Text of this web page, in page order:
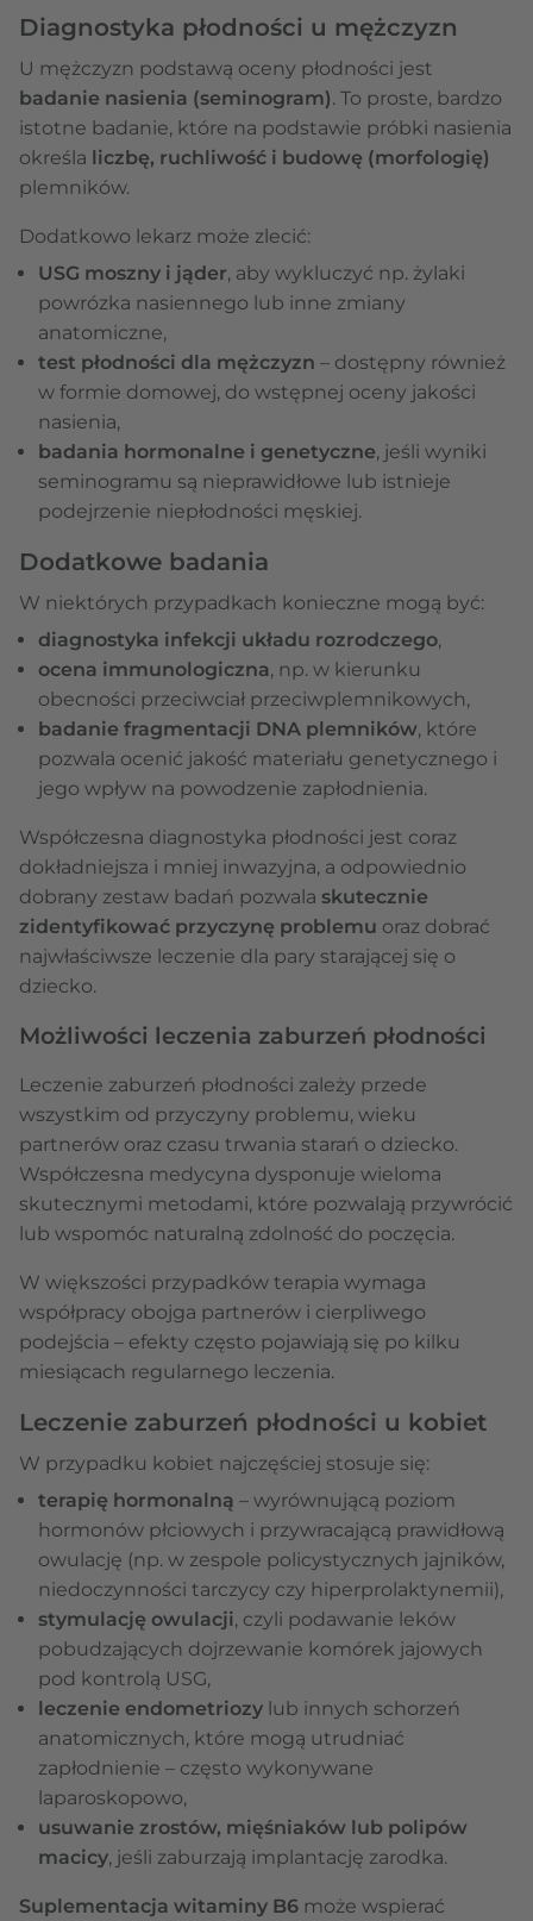
Diagnostyka płodności u mężczyzn
U mężczyzn podstawą oceny płodności jest
badanie nasienia (seminogram). To proste, bardzo
istotne badanie, które na podstawie próbki nasienia
określa liczbę, ruchliwość i budowę (morfologię)
plemników.
Dodatkowo lekarz może zlecić:
USG moszny i jąder, aby wykluczyć np. żylaki
powrózka nasiennego lub inne zmiany
anatomiczne,
test płodności dla mężczyzn – dostępny również
w formie domowej, do wstępnej oceny jakości
nasienia,
badania hormonalne i genetyczne, jeśli wyniki
seminogramu są nieprawidłowe lub istnieje
podejrzenie niepłodności męskiej.
Dodatkowe badania
W niektórych przypadkach konieczne mogą być:
diagnostyka infekcji układu rozrodczego,
ocena immunologiczna, np. w kierunku
obecności przeciwciał przeciwplemnikowych,
badanie fragmentacji DNA plemników, które
pozwala ocenić jakość materiału genetycznego i
jego wpływ na powodzenie zapłodnienia.
Współczesna diagnostyka płodności jest coraz
dokładniejsza i mniej inwazyjna, a odpowiednio
dobrany zestaw badań pozwala skutecznie
zidentyfikować przyczynę problemu oraz dobrać
najwłaściwsze leczenie dla pary starającej się o
dziecko.
Możliwości leczenia zaburzeń płodności
Leczenie zaburzeń płodności zależy przede
wszystkim od przyczyny problemu, wieku
partnerów oraz czasu trwania starań o dziecko.
Współczesna medycyna dysponuje wieloma
skutecznymi metodami, które pozwalają przywrócić
lub wspomóc naturalną zdolność do poczęcia.
W większości przypadków terapia wymaga
współpracy obojga partnerów i cierpliwego
podejścia – efekty często pojawiają się po kilku
miesiącach regularnego leczenia.
Leczenie zaburzeń płodności u kobiet
W przypadku kobiet najczęściej stosuje się:
terapię hormonalną – wyrównującą poziom
hormonów płciowych i przywracającą prawidłową
owulację (np. w zespole policystycznych jajników,
niedoczynności tarczycy czy hiperprolaktynemii),
stymulację owulacji, czyli podawanie leków
pobudzających dojrzewanie komórek jajowych
pod kontrolą USG,
leczenie endometriozy lub innych schorzeń
anatomicznych, które mogą utrudniać
zapłodnienie – często wykonywane
laparoskopowo,
usuwanie zrostów, mięśniaków lub polipów
macicy, jeśli zaburzają implantację zarodka.
Suplementacja witaminy B6 może wspierać